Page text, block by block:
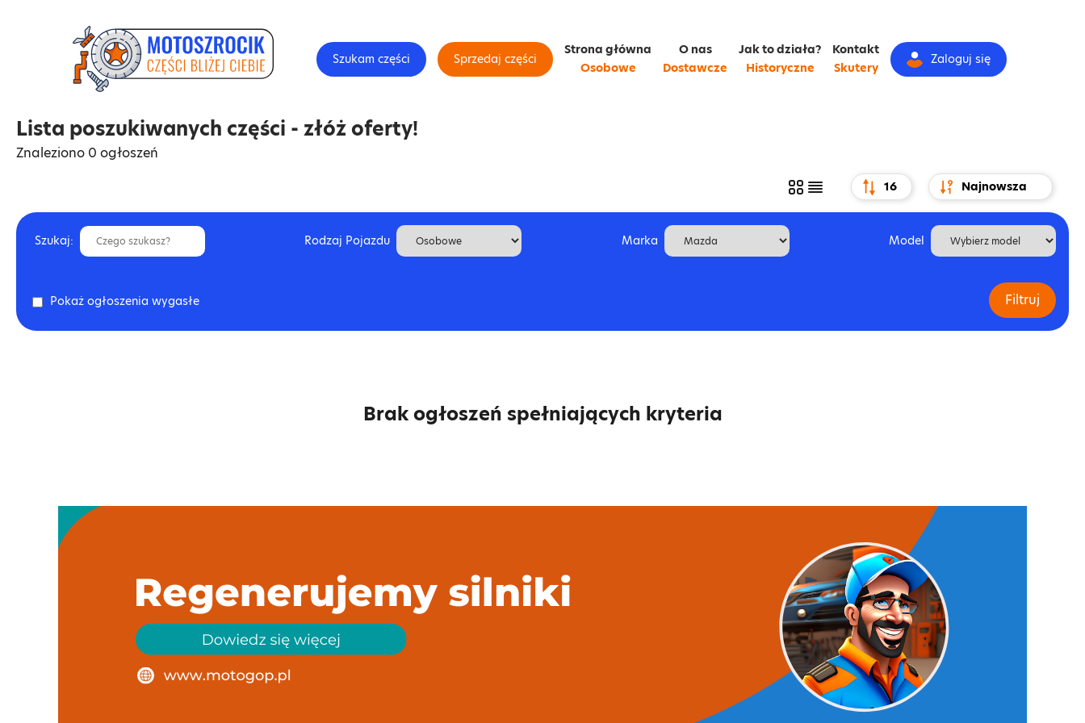
Szukam części Sprzedaj części
Strona główna
Osobowe
O nas
Dostawcze
Jak to działa?
Historyczne
Kontakt
Skutery
Zaloguj się
Lista poszukiwanych części - złóż oferty!
Znaleziono 0 ogłoszeń
Szukaj: Rodzaj Pojazdu Marka Model
Pokaż ogłoszenia wygasłe
Brak ogłoszeń spełniających kryteria